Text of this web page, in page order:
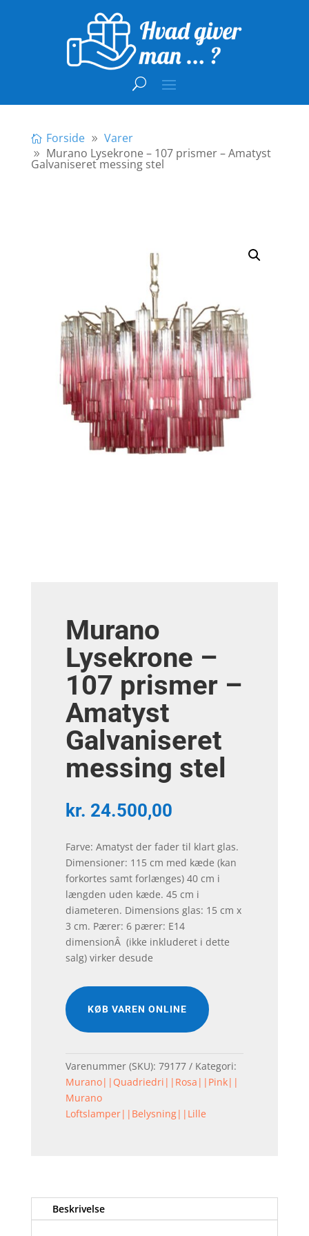
Forside
Varer
Murano Lysekrone – 107 prismer – Amatyst
Galvaniseret messing stel
Murano
Lysekrone –
107 prismer –
Amatyst
Galvaniseret
messing stel
kr. 24.500,00
Farve: Amatyst der fader til klart glas.
Dimensioner: 115 cm med kæde (kan
forkortes samt forlænges) 40 cm i
længden uden kæde. 45 cm i
diameteren. Dimensions glas: 15 cm x
3 cm. Pærer: 6 pærer: E14
dimensionÂ (ikke inkluderet i dette
salg) virker desude
KØB VAREN ONLINE
Varenummer (SKU): 79177
Kategori:
Murano||Quadriedri||Rosa||Pink||
Murano
Loftslamper||Belysning||Lille
Beskrivelse